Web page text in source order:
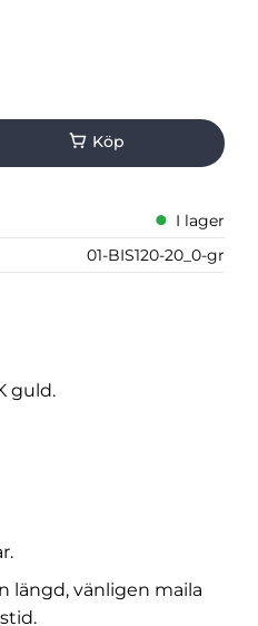
I lager
01-BIS120-20_0-gr
guld.
längd, vänligen maila